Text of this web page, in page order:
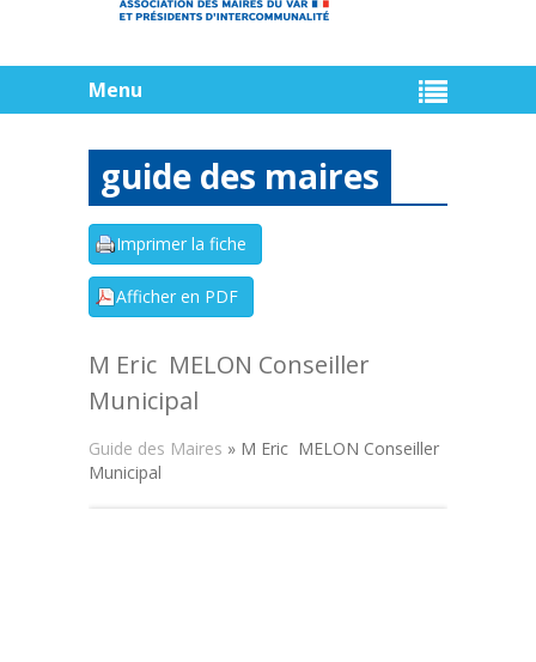
Menu
guide des maires
M Eric MELON Conseiller
Municipal
Guide des Maires » M Eric MELON Conseiller
Municipal